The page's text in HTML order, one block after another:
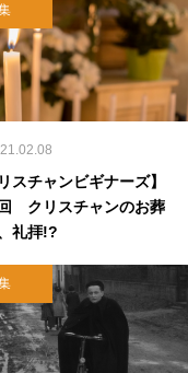
スチャンビギナーズ】
クリスチャンのお葬
礼拝!?